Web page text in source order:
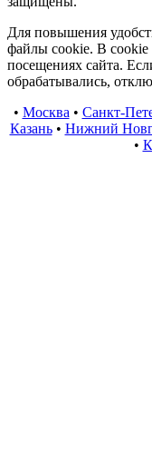
Для повышения
файлы cookie. В
посещениях сайта.
обрабатывались,
• Москва • Санкт-
Казань• Нижний
•